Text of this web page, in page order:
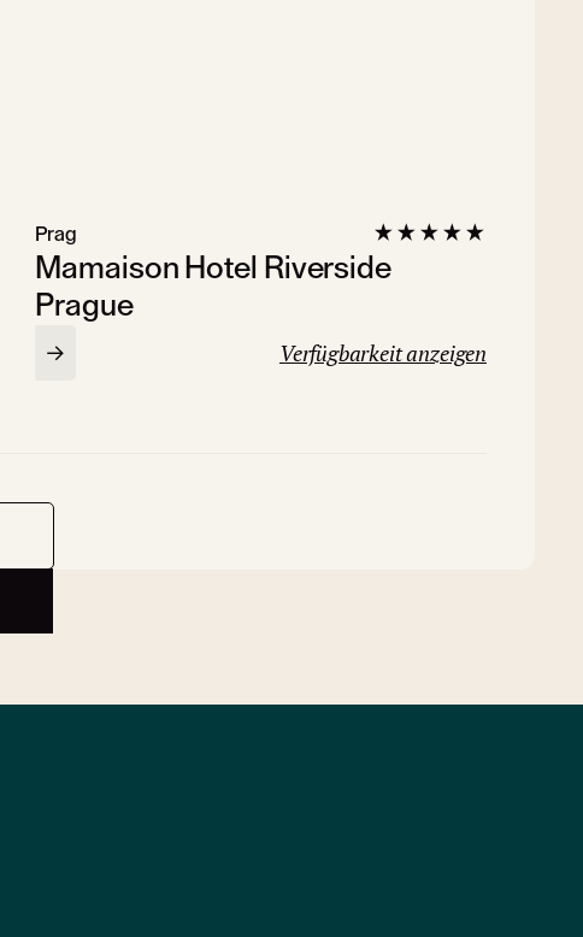
Mamaison Hotel Riverside
Prague
Prag
Verfügbarkeit anzeigen